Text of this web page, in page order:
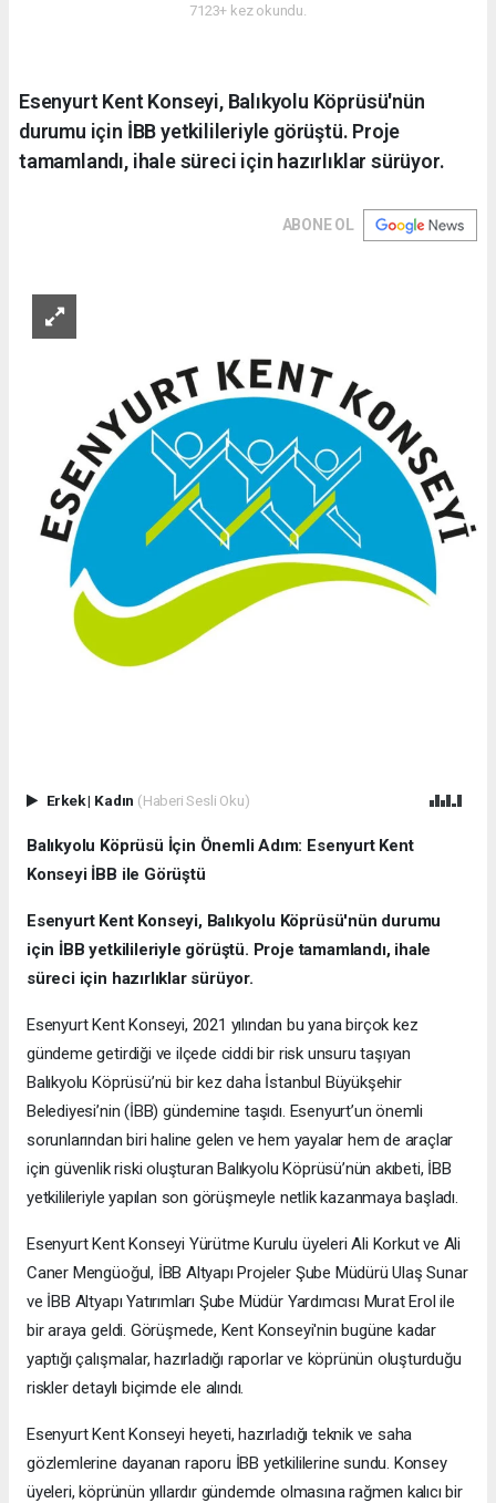
7123+ kez okundu.
Esenyurt Kent Konseyi, Balıkyolu Köprüsü'nün
durumu için İBB yetkilileriyle görüştü. Proje
tamamlandı, ihale süreci için hazırlıklar sürüyor.
ABONE OL
Erkek| Kadın (Haberi Sesli Oku)
Balıkyolu Köprüsü İçin Önemli Adım: Esenyurt Kent
Konseyi İBB ile Görüştü
Esenyurt Kent Konseyi, Balıkyolu Köprüsü'nün durumu
için İBB yetkilileriyle görüştü. Proje tamamlandı, ihale
süreci için hazırlıklar sürüyor.
Esenyurt Kent Konseyi, 2021 yılından bu yana birçok kez
gündeme getirdiği ve ilçede ciddi bir risk unsuru taşıyan
Balıkyolu Köprüsü’nü bir kez daha İstanbul Büyükşehir
Belediyesi’nin (İBB) gündemine taşıdı. Esenyurt’un önemli
sorunlarından biri haline gelen ve hem yayalar hem de araçlar
için güvenlik riski oluşturan Balıkyolu Köprüsü’nün akıbeti, İBB
yetkilileriyle yapılan son görüşmeyle netlik kazanmaya başladı.
Esenyurt Kent Konseyi Yürütme Kurulu üyeleri Ali Korkut ve Ali
Caner Mengüoğul, İBB Altyapı Projeler Şube Müdürü Ulaş Sunar
ve İBB Altyapı Yatırımları Şube Müdür Yardımcısı Murat Erol ile
bir araya geldi. Görüşmede, Kent Konseyi'nin bugüne kadar
yaptığı çalışmalar, hazırladığı raporlar ve köprünün oluşturduğu
riskler detaylı biçimde ele alındı.
Esenyurt Kent Konseyi heyeti, hazırladığı teknik ve saha
gözlemlerine dayanan raporu İBB yetkililerine sundu. Konsey
üyeleri, köprünün yıllardır gündemde olmasına rağmen kalıcı bir